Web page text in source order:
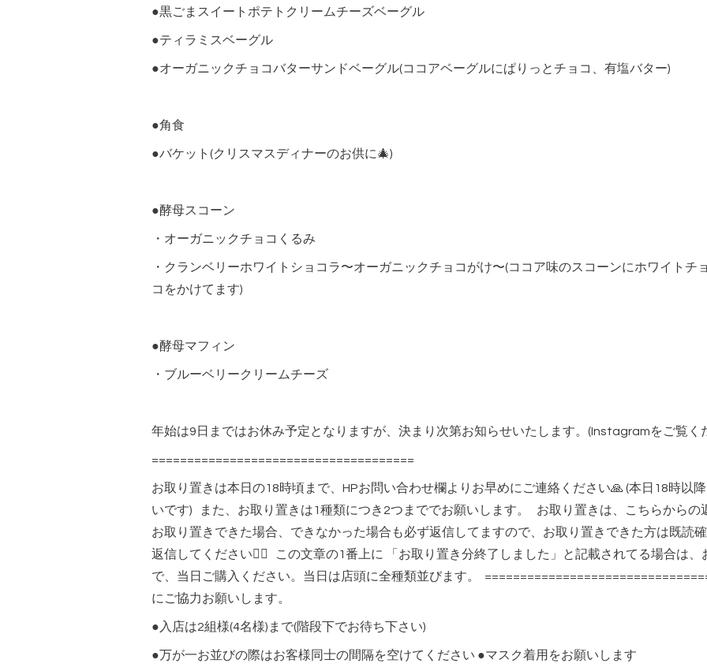
●黒ごまスイートポテトクリームチーズベーグル
●ティラミスベーグル
●オーガニックチョコバターサンドベーグル(ココアベーグルにぱりっとチョコ、有塩バター)
●角食
●バケット(クリスマスディナーのお供に🎄)
●酵母スコーン
・オーガニックチョコくるみ
・クランベリーホワイトショコラ〜オーガニックチョコがけ〜(ココア味のスコーンにホワイトチ
コをかけてます)
●酵母マフィン
・ブルーベリークリームチーズ
年始は9日まではお休み予定となりますが、決まり次第お知らせいたします。(Instagramをご覧く
=====================================
お取り置きは本日の18時頃まで、HPお問い合わせ欄よりお早めにご連絡ください🙏 (本日18時以
いです) また、お取り置きは1種類につき2つまででお願いします。 お取り置きは、こちらからの
お取り置きできた場合、できなかった場合も必ず返信してますので、お取り置きできた方は既読
返信してください🙇‍♀️ この文章の1番上に 「お取り置き分終了しました」と記載されてる場合は
で、当日ご購入ください。当日は店頭に全種類並びます。
にご協力お願いします。
●入店は2組様(4名様)まで(階段下でお待ち下さい)
●万が一お並びの際はお客様同士の間隔を空けてください ●マスク着用をお願いします